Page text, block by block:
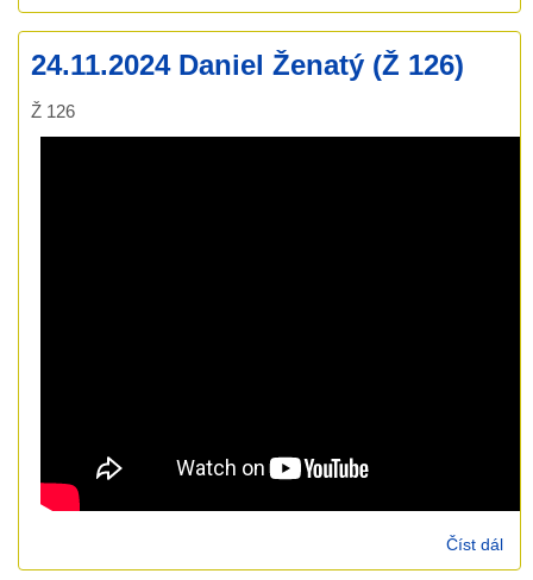
24.11.2024 Daniel Ženatý (Ž 126)
Ž 126
Číst dál